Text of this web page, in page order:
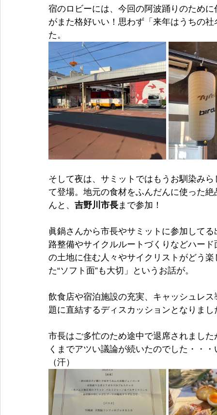
宿のロビーには、今回の阿波踊りのため
がまた格好いい！思わず「来年はうちの
た。
そして夜は、サミットではもうお馴染みら
て登場。地元の食材をふんだんに使った
んと、 吉野川市長 まで参加！
眞鍋さんから市長やサミットに参加して
路整備やサイクルルートづくりなどハー
の土地に住む人々やサイクリストがどう
た“ソフト面”も大切」というお話が。
飲食店や宿泊施設の充実、キャッシュレ
題に直結するディスカッションとなりまし
市長はご多忙のため途中で退席されまし
くまでアツい議論が続いたのでした・・
（汗）